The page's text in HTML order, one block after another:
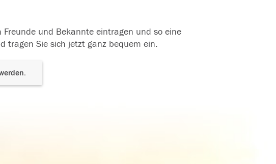
und Bekannte eintragen und so eine
tragen Sie sich jetzt ganz bequem ein.